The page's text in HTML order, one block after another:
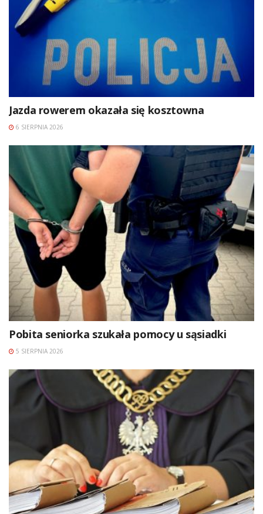
Jazda rowerem okazała się kosztowna
6 SIERPNIA 2026
Pobita seniorka szukała pomocy u sąsiadki
5 SIERPNIA 2026